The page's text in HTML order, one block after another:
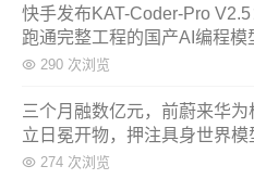
快手发布KAT-Coder-Pro
跑通完整工程的国产AI编程模
290 次浏览
三个月融数亿元，前蔚来华为
立日冕开物，押注具身世界模
274 次浏览